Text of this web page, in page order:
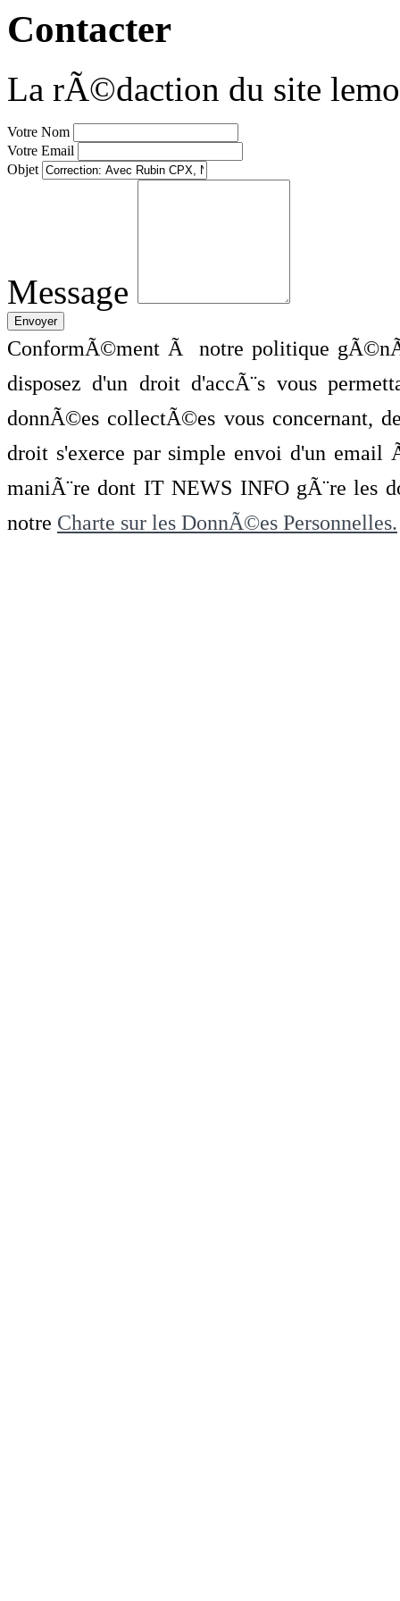
Contacter
La rÃ©daction du site
Votre Nom
Votre Email
Objet
Message
ConformÃ©ment Ã notre politique
disposez d'un droit d'accÃ¨s vous
donnÃ©es collectÃ©es vous concernant,
droit s'exerce par simple envoi d'un
maniÃ¨re dont IT NEWS INFO gÃ¨re les
notre Charte sur les DonnÃ©es Personnelles.